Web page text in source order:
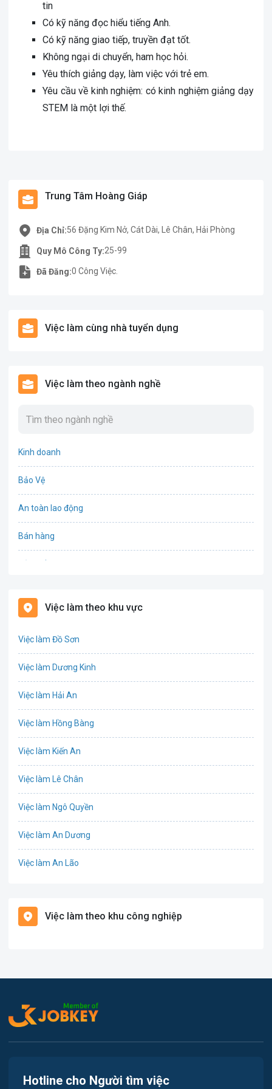
tin
Có kỹ năng đọc hiểu tiếng Anh.
Có kỹ năng giao tiếp, truyền đạt tốt.
Không ngại di chuyển, ham học hỏi.
Yêu thích giảng dạy, làm việc với trẻ em.
Yêu cầu về kinh nghiệm: có kinh nghiệm giảng dạy
STEM là một lợi thế.
Trung Tâm Hoàng Giáp
Địa Chỉ:56 Đặng Kim Nở, Cát Dài, Lê Chân, Hải Phòng
Quy Mô Công Ty:25-99
Đã Đăng:0 Công Việc.
Việc làm cùng nhà tuyển dụng
Việc làm theo ngành nghề
Kinh doanh
Bảo Vệ
An toàn lao động
Bán hàng
Biên phiên dịch
Văn Phòng
Lao Động Phổ Thông
Việc làm theo khu vực
Việc làm Đồ Sơn
Việc làm Dương Kinh
Việc làm Hải An
Việc làm Hồng Bàng
Việc làm Kiến An
Việc làm Lê Chân
Việc làm Ngô Quyền
Việc làm An Dương
Việc làm An Lão
Việc làm Cát Hải
Việc làm Tiên Lãng
Việc làm Hòa Bình
Việc làm theo khu công nghiệp
Hotline cho Người tìm việc